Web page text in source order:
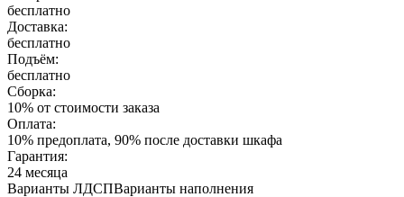
бесплатно
Доставка:
бесплатно
Подъём:
бесплатно
Сборка:
10% от стоимости заказа
Оплата:
10% предоплата, 90% после доставки шкафа
Гарантия:
24 месяца
Варианты ЛДСПВарианты наполнения